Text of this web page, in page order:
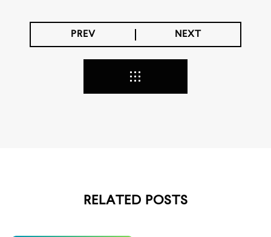
PREV NEXT
RELATED POSTS